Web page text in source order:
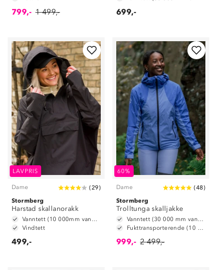
799,- 1 499,- 699,-
LAVPRIS
Dame (29)
Stormberg
Harstad skallanorakk
Vanntett (10 000mm vannsøyle)
Vindtett
499,-
60%
Dame (48)
Stormberg
Trolltunga skalljakke
Vanntett (30 000 mm vannsøyle)
Fukttransporterende (10 000 g/m2/24t)
999,- 2 499,-